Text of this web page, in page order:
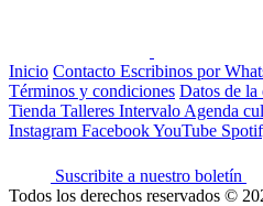
Inicio Contacto Escribinos por
Términos y condiciones Datos de la
Tienda Talleres Intervalo Agenda
Instagram FacebookYouTube
Suscribite a nuestro boletín
Todos los derechos reservados ©